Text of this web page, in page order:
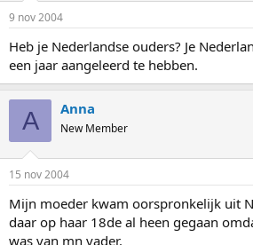
9 nov 2004
Heb je Nederlandse ouders? Je
een jaar aangeleerd te hebben.
A Anna
New Member
15 nov 2004
Mijn moeder kwam oorspronkelijk uit
daar op haar 18de al heen gegaan
was van mn vader.